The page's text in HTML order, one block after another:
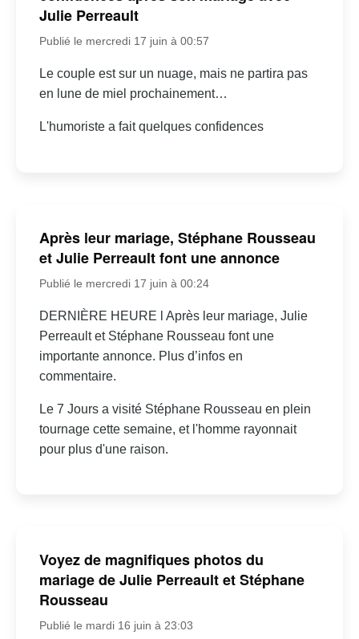
Julie Perreault
Publié le mercredi 17 juin à 00:57
Le couple est sur un nuage, mais ne partira pas
en lune de miel prochainement…
L'humoriste a fait quelques confidences
Après leur mariage, Stéphane Rousseau
et Julie Perreault font une annonce
Publié le mercredi 17 juin à 00:24
DERNIÈRE HEURE l Après leur mariage, Julie
Perreault et Stéphane Rousseau font une
importante annonce. Plus d’infos en
commentaire.
Le 7 Jours a visité Stéphane Rousseau en plein
tournage cette semaine, et l'homme rayonnait
pour plus d'une raison.
Voyez de magnifiques photos du
mariage de Julie Perreault et Stéphane
Rousseau
Publié le mardi 16 juin à 23:03